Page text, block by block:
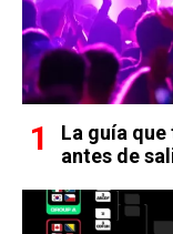
La guía
antes de